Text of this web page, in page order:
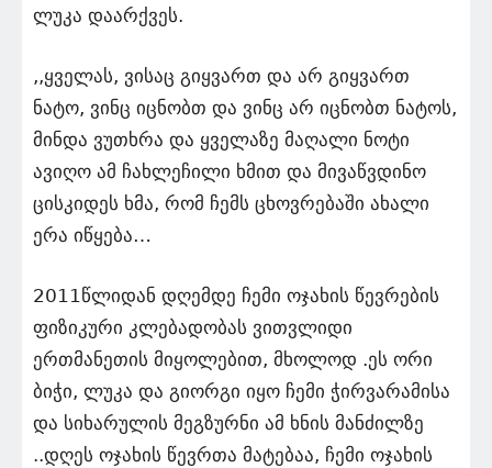
ლუკა დაარქვეს.
,,ყველას, ვისაც გიყვართ და არ გიყვართ
ნატო, ვინც იცნობთ და ვინც არ იცნობთ ნატოს,
მინდა ვუთხრა და ყველაზე მაღალი ნოტი
ავიღო ამ ჩახლეჩილი ხმით და მივაწვდინო
ცისკიდეს ხმა, რომ ჩემს ცხოვრებაში ახალი
ერა იწყება…
2011წლიდან დღემდე ჩემი ოჯახის წევრების
ფიზიკური კლებადობას ვითვლიდი
ერთმანეთის მიყოლებით, მხოლოდ .ეს ორი
ბიჭი, ლუკა და გიორგი იყო ჩემი ჭირვარამისა
და სიხარულის მეგზურნი ამ ხნის მანძილზე
..დღეს ოჯახის წევრთა მატებაა, ჩემი ოჯახის